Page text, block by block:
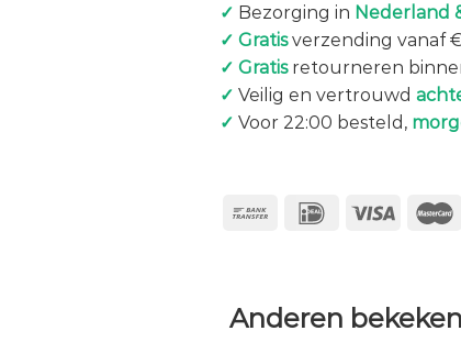
✓ Bezorging in Nederland
✓ Gratisverzending vanaf
✓ Gratisretourneren
✓ Veilig en vertrouwd
✓ Voor 22:00 besteld,
Anderen